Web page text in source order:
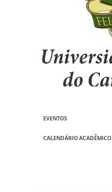
EVENTOS
CALENDÁRIO ACADÊMICO